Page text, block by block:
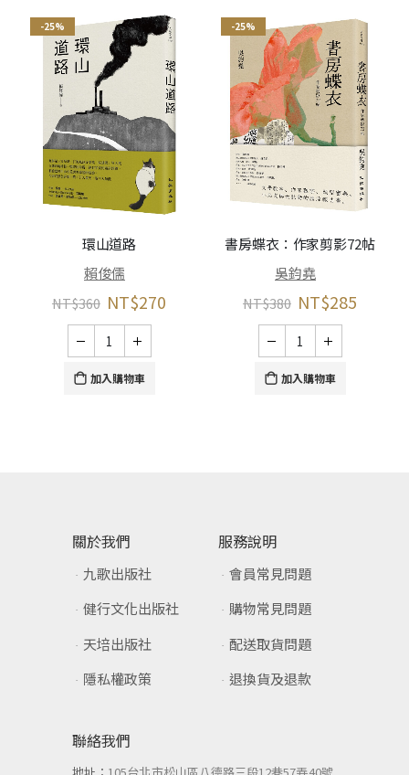
-25%
環山道路
賴俊儒
NT$360 NT$270
加入購物車
-25%
書房蝶衣：作家剪影72帖
吳鈞堯
NT$380 NT$285
加入購物車
關於我們
九歌出版社
健行文化出版社
天培出版社
隱私權政策
服務說明
會員常見問題
購物常見問題
配送取貨問題
退換貨及退款
聯絡我們